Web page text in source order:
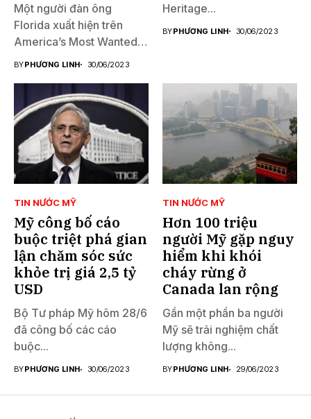
Một người đàn ông
Florida xuất hiện trên
America’s Most Wanted
BYPHƯƠNG LINH 30/06/2023
Heritage...
BYPHƯƠNG LINH 30/06/2023
TIN NƯỚC MỸ
Mỹ công bố cáo
buộc triệt phá gian
lận chăm sóc sức
khỏe trị giá 2,5 tỷ
USD
Bộ Tư pháp Mỹ hôm 28/6
đã công bố các cáo
buộc...
BYPHƯƠNG LINH 30/06/2023
TIN NƯỚC MỸ
Hơn 100 triệu
người Mỹ gặp nguy
hiểm khi khói
cháy rừng ở
Canada lan rộng
Gần một phần ba người
Mỹ sẽ trải nghiệm chất
lượng không...
BYPHƯƠNG LINH 29/06/2023